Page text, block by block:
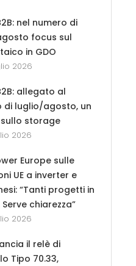
nel numero di
focus sul
in GDO
2026
allegato al
di luglio/agosto, un
storage
2026
Europe sulle
UE a inverter e
“Tanti progetti in
chiarezza”
2026
il relè di
Tipo 70.33,